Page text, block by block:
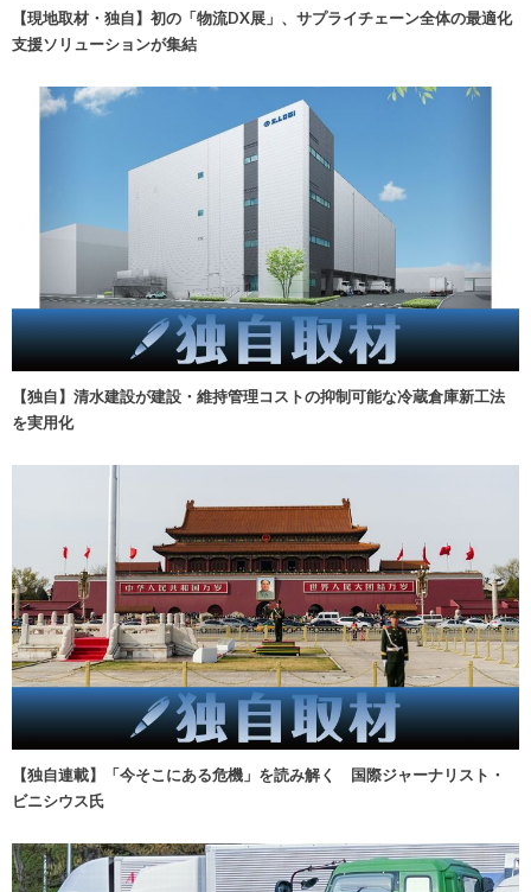
【現地取材・独自】初の「物流DX展」、サプライチェーン全体の最適化
支援ソリューションが集結
【独自】清水建設が建設・維持管理コストの抑制可能な冷蔵倉庫新工法
を実用化
【独自連載】「今そこにある危機」を読み解く 国際ジャーナリスト・
ビニシウス氏